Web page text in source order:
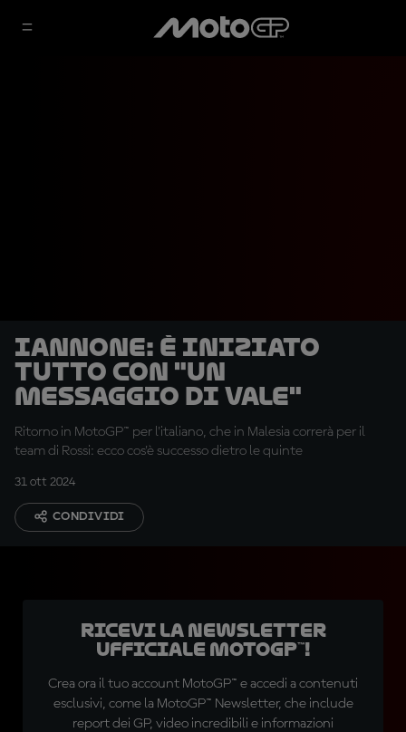
Iannone: è iniziato
tutto con "un
messaggio di Vale"
Ritorno in MotoGP™ per l'italiano, che in Malesia correrà per il
team di Rossi: ecco cos'è successo dietro le quinte
31 ott 2024
CONDIVIDI
Ricevi la newsletter
ufficiale MotoGP™!
Crea ora il tuo account MotoGP™ e accedi a contenuti
esclusivi, come la MotoGP™ Newsletter, che include
report dei GP, video incredibili e informazioni